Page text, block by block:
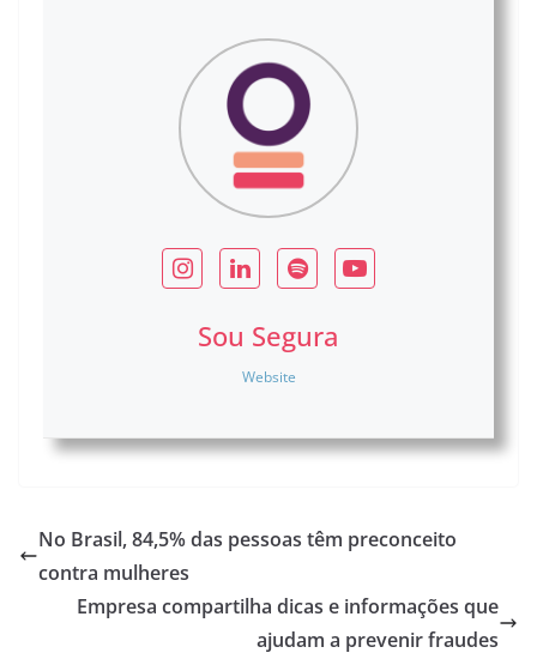
Sou Segura
Website
No Brasil, 84,5% das pessoas têm preconceito
contra mulheres
Empresa compartilha dicas e informações que
ajudam a prevenir fraudes